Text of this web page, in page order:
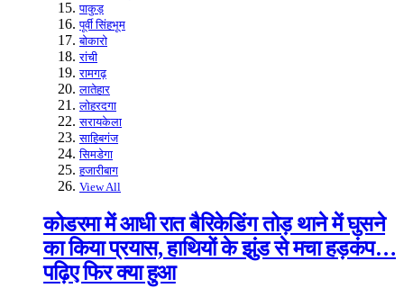
पाकुड़
पूर्वी सिंहभूम
बोकारो
रांची
रामगढ़
लातेहार
लोहरदगा
सरायकेला
साहिबगंज
सिमडेगा
हजारीबाग
View All
कोडरमा में आधी रात बैरिकेडिंग तोड़ थाने में घुसने
का किया प्रयास, हाथियों के झुंड से मचा हड़कंप…
पढ़िए फिर क्या हुआ